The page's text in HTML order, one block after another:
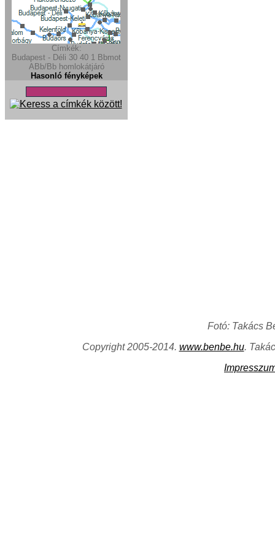
Címkék:
Budapest - Déli 30 40 1 Bbmot
ABb/Bb homlokátjáró
Hasonló fényképek
Fotó: Takács
Copyright 2005-2014. www.benbe.hu.